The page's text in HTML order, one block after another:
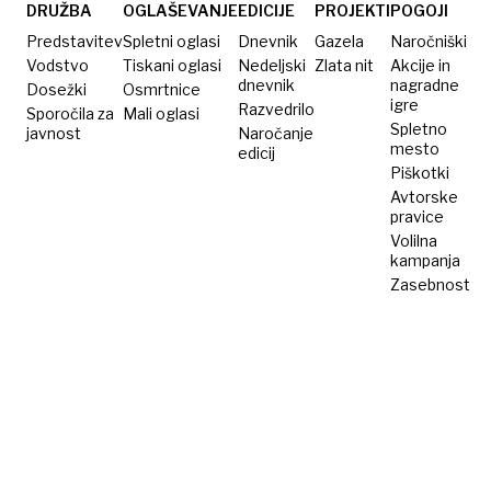
obresti
davka
tudi
minister
Han
DRUŽBA
Predstavitev
Vodstvo
Dosežki
Sporočila za
javnost
OGLAŠEVANJE
Spletni oglasi
Tiskani oglasi
Osmrtnice
Mali oglasi
EDICIJE
Dnevnik
Nedeljski
dnevnik
Razvedrilo
Naročanje
edicij
PROJEKTI
Gazela
Zlata nit
POGOJI
Naročniški
Akcije in
nagradne
igre
Spletno
mesto
Piškotki
Avtorske
pravice
Volilna
kampanja
Zasebnost